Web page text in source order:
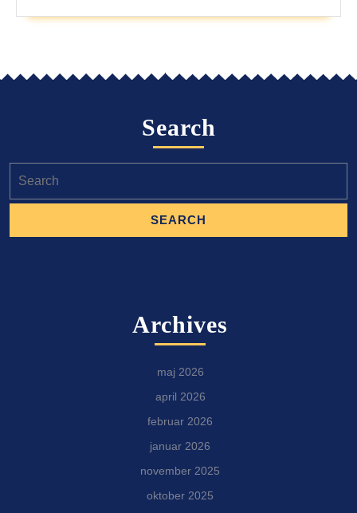
Search
for:
Archives
maj 2026
april 2026
februar 2026
januar 2026
november 2025
oktober 2025